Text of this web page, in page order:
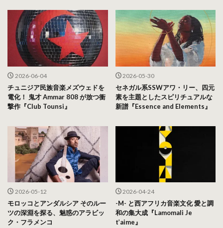
2026-06-04
チュニジア民族音楽メズウェドを
電化！ 鬼才 Ammar 808 が放つ衝
撃作『Club Tounsi』
2026-05-30
セネガル系SSWアワ・リー、四元
素を主題としたスピリチュアルな
新譜『Essence and Elements』
2026-05-12
モロッコとアンダルシア そのルー
ツの深淵を探る、魅惑のアラビッ
ク・フラメンコ
2026-04-24
-M- と西アフリカ音楽文化 愛と調
和の集大成『Lamomali Je
t’aime』